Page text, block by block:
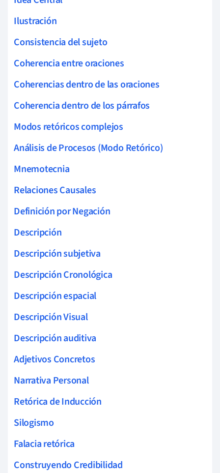
Ilustración
Consistencia del sujeto
Coherencia entre oraciones
Coherencias dentro de las oraciones
Coherencia dentro de los párrafos
Modos retóricos complejos
Análisis de Procesos (Modo Retórico)
Mnemotecnia
Relaciones Causales
Definición por Negación
Descripción
Descripción subjetiva
Descripción Cronológica
Descripción espacial
Descripción Visual
Descripción auditiva
Adjetivos Concretos
Narrativa Personal
Retórica de Inducción
Silogismo
Falacia retórica
Construyendo Credibilidad